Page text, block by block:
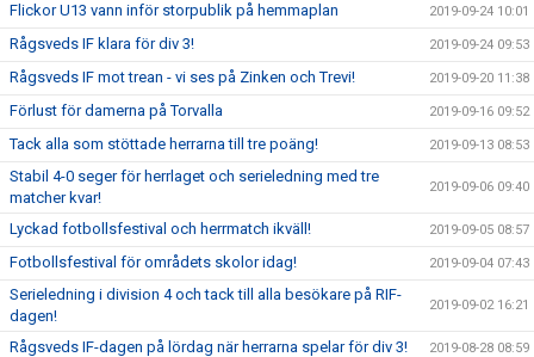
Flickor U13 vann inför storpublik på hemmaplan 2019-09-24 10:01
Rågsveds IF klara för div 3! 2019-09-24 09:53
Rågsveds IF mot trean - vi ses på Zinken och Trevi! 2019-09-20 11:38
Förlust för damerna på Torvalla 2019-09-16 09:52
Tack alla som stöttade herrarna till tre poäng! 2019-09-13 08:53
Stabil 4-0 seger för herrlaget och serieledning med tre
matcher kvar!
2019-09-06 09:40
Lyckad fotbollsfestival och herrmatch ikväll! 2019-09-05 08:57
Fotbollsfestival för områdets skolor idag! 2019-09-04 07:43
Serieledning i division 4 och tack till alla besökare på RIF-
dagen!
2019-09-02 16:21
Rågsveds IF-dagen på lördag när herrarna spelar för div 3! 2019-08-28 08:59